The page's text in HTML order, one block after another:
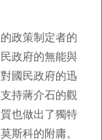
政策制定者的
政府的無能與
國民政府的迅
持蔣介石的觀
也做出了獨特
斯科的附庸。